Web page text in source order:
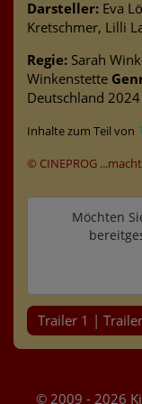
Darsteller: Eva
Kretschmer, Lilli
Regie: Sarah
Winkenstette
Deutschland 2024
Inhalte zum Teil von
© CINEPROG
Möchten
Trailer 1 |
© 2009 - 2026